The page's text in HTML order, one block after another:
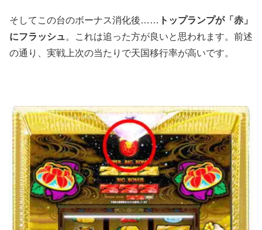
そしてこの台のボーナス消化後…… トップランプが「赤」
にフラッシュ。これは追った方が良いと思われます。前述
の通り、実戦上次の当たりで天国移行率が高いです。